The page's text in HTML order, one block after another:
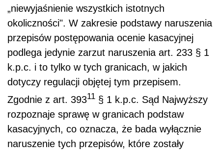
„niewyjaśnienie wszystkich istotnych
okoliczności". W zakresie podstawy naruszenia
przepisów postępowania ocenie kasacyjnej
podlega jedynie zarzut naruszenia art. 233 § 1
k.p.c. i to tylko w tych granicach, w jakich
dotyczy regulacji objętej tym przepisem.
Zgodnie z art. 39311 § 1 k.p.c. Sąd Najwyższy
rozpoznaje sprawę w granicach podstaw
kasacyjnych, co oznacza, że bada wyłącznie
naruszenie tych przepisów, które zostały